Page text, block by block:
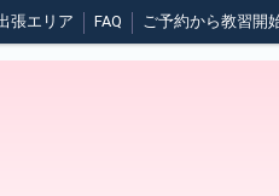
張エリア FAQ
運転 悪天候時の運転